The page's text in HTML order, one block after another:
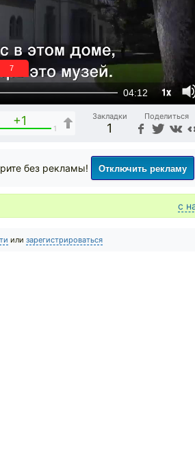
04:12 1x
6
+1
1
Закладки
1
Поделиться
без рекламы! Отключить рекламу
с
или зарегистрироваться